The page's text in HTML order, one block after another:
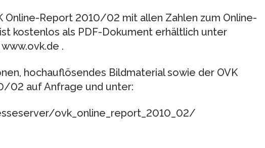
Online-Report 2010/02 mit allen Zahlen zum Online-
kostenlos als PDF-Dokument erhältlich unter
.
hochauflösendes Bildmaterial sowie der OVK
02 auf Anfrage und unter:
ovk_online_report_2010_02/